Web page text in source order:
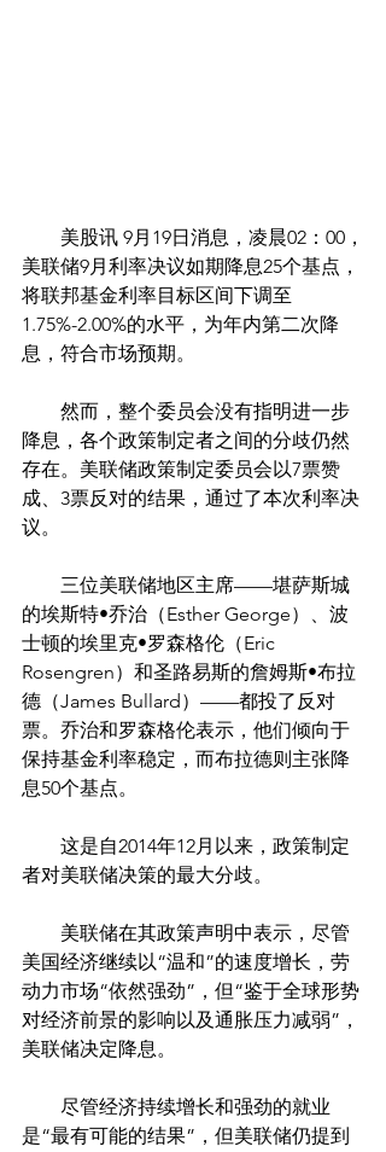
美联储9月利率决议如期降息25个基点，
将联邦基金利率目标区间下调至
1.75%-2.00%的水平，为年内第二次降
息，符合市场预期。
然而，整个委员会没有指明进一步
降息，各个政策制定者之间的分歧仍然
存在。美联储政策制定委员会以7票赞
成、3票反对的结果，通过了本次利率决
议。
三位美联储地区主席——堪萨斯城
的埃斯特•乔治（Esther George）、波
士顿的埃里克•罗森格伦（Eric
Rosengren）和圣路易斯的詹姆斯•布拉
德（James Bullard）——都投了反对
票。乔治和罗森格伦表示，他们倾向于
保持基金利率稳定，而布拉德则主张降
息50个基点。
这是自2014年12月以来，政策制定
者对美联储决策的最大分歧。
美联储在其政策声明中表示，尽管
美国经济继续以“温和”的速度增长，劳
动力市场“依然强劲”，但“鉴于全球形势
对经济前景的影响以及通胀压力减弱”，
美联储决定降息。
尽管经济持续增长和强劲的就业
是“最有可能的结果”，但美联储仍提到